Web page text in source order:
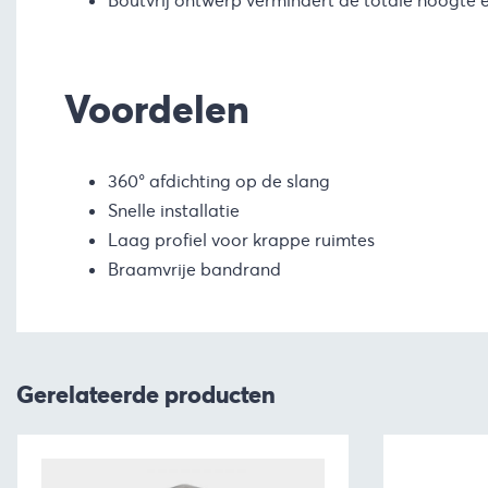
Voordelen
360° afdichting op de slang
Snelle installatie
Laag profiel voor krappe ruimtes
Braamvrije bandrand
Gerelateerde producten